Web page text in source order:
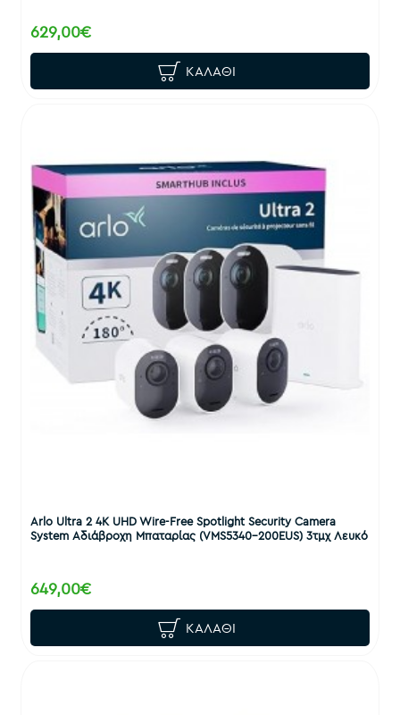
629,00€
ΚΑΛΆΘΙ
Arlo Ultra 2 4K UHD Wire-Free Spotlight Security Camera
System Αδιάβροχη Μπαταρίας (VMS5340-200EUS) 3τμχ Λευκό
649,00€
ΚΑΛΆΘΙ